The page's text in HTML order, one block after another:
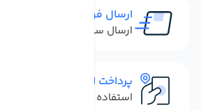
ارسال فوری
ارسال سفارش در کمترین زمان
پرداخت امن
استفاده از روش‌های پرداخت